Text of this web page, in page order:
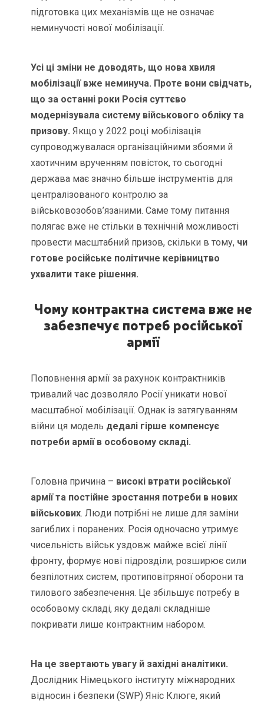
підготовка цих механізмів ще не означає
неминучості нової мобілізації.
Усі ці зміни не доводять, що нова хвиля
мобілізації вже неминуча. Проте вони свідчать,
що за останні роки Росія суттєво
модернізувала систему військового обліку та
призову. Якщо у 2022 році мобілізація
супроводжувалася організаційними збоями й
хаотичним врученням повісток, то сьогодні
держава має значно більше інструментів для
централізованого контролю за
військовозобов’язаними. Саме тому питання
полягає вже не стільки в технічній можливості
провести масштабний призов, скільки в тому, чи
готове російське політичне керівництво
ухвалити таке рішення.
Чому контрактна система вже не
забезпечує потреб російської
армії
Поповнення армії за рахунок контрактників
тривалий час дозволяло Росії уникати нової
масштабної мобілізації. Однак із затягуванням
війни ця модель дедалі гірше компенсує
потреби армії в особовому складі.
Головна причина – високі втрати російської
армії та постійне зростання потреби в нових
військових. Люди потрібні не лише для заміни
загиблих і поранених. Росія одночасно утримує
чисельність військ уздовж майже всієї лінії
фронту, формує нові підрозділи, розширює сили
безпілотних систем, протиповітряної оборони та
тилового забезпечення. Це збільшує потребу в
особовому складі, яку дедалі складніше
покривати лише контрактним набором.
На це звертають увагу й західні аналітики.
Дослідник Німецького інституту міжнародних
відносин і безпеки (SWP) Яніс Клюге, який